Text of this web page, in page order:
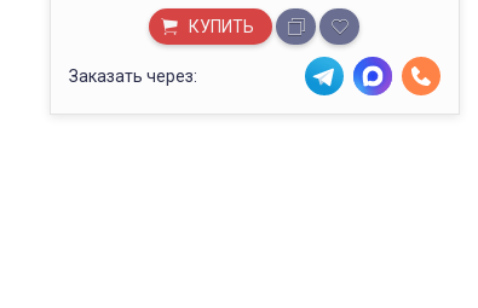
КУПИТЬ
Заказать через: